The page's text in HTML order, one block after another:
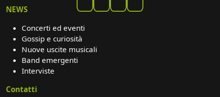
NEWS
Concerti ed eventi
Gossip e curiosità
Nuove uscite musicali
Band emergenti
Interviste
Contatti